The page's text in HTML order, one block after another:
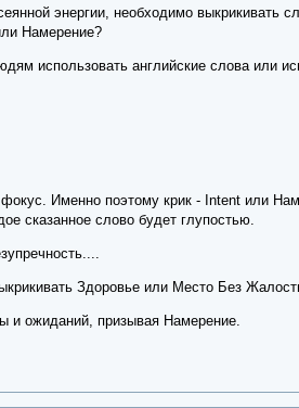
энергии, необходимо выкрикивать
Намерение?
использовать английские слова или
Именно поэтому крик - Intent или
сказанное слово будет глупостью.
Здоровье или Место Без
и ожиданий, призывая Намерение.